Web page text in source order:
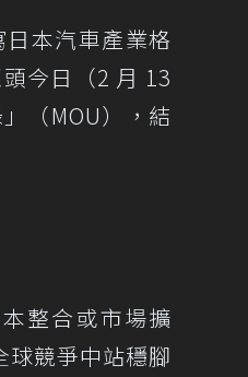
本汽車產業格
今日（2 月 13
（MOU），結
整合或市場擴
競爭中站穩腳